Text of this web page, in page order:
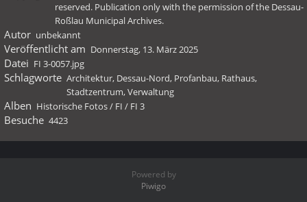
reserved. Publication only with the permission of the Dessau-
Roßlau Municipal Archives.
Autor unbekannt
Veröffentlicht am Donnerstag, 13. März 2025
Datei FI 3-0057.jpg
Schlagworte Architektur, Dessau-Nord, Profanbau, Rathaus,
Stadtzentrum,Verwaltung
Alben Historische Fotos/ FI / FI 3
Besuche 4423
Powered by
Piwigo